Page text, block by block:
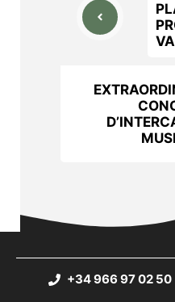
+34 966 97 02 50